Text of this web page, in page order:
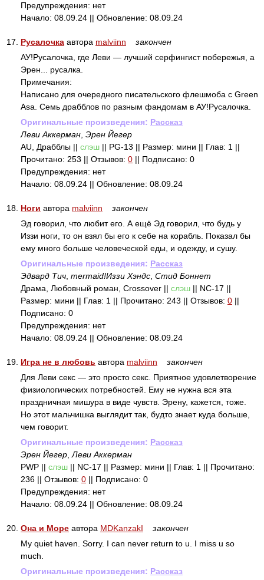
Предупреждения: нет
Начало: 08.09.24 || Обновление: 08.09.24
17. Русалочка автора malviinn
закончен
АУ!Русалочка, где Леви — лучший серфингист побережья, а
Эрен... русалка.
Примечания:
Написано для очередного писательского флешмоба с Green
Asa. Семь драбблов по разным фандомам в АУ!Русалочка.
Оригинальные произведения: Рассказ
Леви Аккерман Эрен Йегер
AU, Драбблы || слэш || PG-13 || Размер: мини || Глав: 1 ||
Прочитано: 253 || Отзывов: 0 || Подписано: 0
Предупреждения: нет
Начало: 08.09.24 || Обновление: 08.09.24
18. Ноги автора malviinn
закончен
Эд говорил, что любит его. А ещё Эд говорил, что будь у
Иззи ноги, то он взял бы его к себе на корабль. Показал бы
ему много больше человеческой еды, и одежду, и сушу.
Оригинальные произведения: Рассказ
Эдвард Тич mermaid!Иззи Хэндс Стид Боннет
Драма, Любовный роман, Crossover || слэш || NC-17 ||
Размер: мини || Глав: 1 || Прочитано: 243 || Отзывов: 0 ||
Подписано: 0
Предупреждения: нет
Начало: 08.09.24 || Обновление: 08.09.24
19. Игра не в любовь автора malviinn
закончен
Для Леви секс — это просто секс. Приятное удовлетворение
физиологических потребностей. Ему не нужна вся эта
праздничная мишура в виде чувств. Эрену, кажется, тоже.
Но этот мальчишка выглядит так, будто знает куда больше,
чем говорит.
Оригинальные произведения: Рассказ
Эрен Йегер Леви Аккерман
PWP || слэш || NC-17 || Размер: мини || Глав: 1 || Прочитано:
236 || Отзывов: 0 || Подписано: 0
Предупреждения: нет
Начало: 08.09.24 || Обновление: 08.09.24
20. Она и Море автора MDKanzakI
закончен
My quiet haven. Sorry. I can never return to u. I miss u so
much.
Оригинальные произведения: Рассказ